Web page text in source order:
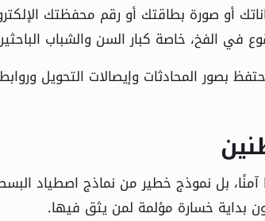
أو صورة بطاقتك أو رقم محفظتك
في الفخ، خاصة كبار السن والشباب
بصور المحادثات وإيصالات التحويل
بل نموذج خطير من نماذج اصطياد
بداية خسارة مؤلمة لمن يثق فيها.